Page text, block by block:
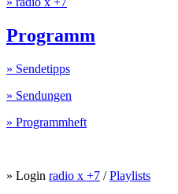
Programm
» Sendetipps
» Sendungen
» Programmheft
» Login radio x +7 /Playlists